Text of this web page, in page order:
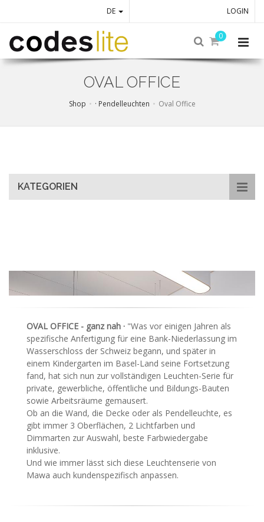
LOGIN
DE
0
OVAL OFFICE
Shop · Pendelleuchten Oval Office
KATEGORIEN
OVAL OFFICE - ganz nah · "Was vor einigen Jahren als
spezifische Anfertigung für eine Bank-Niederlassung im
Wasserschloss der Schweiz begann, und später in
einem Kindergarten im Basel-Land seine Fortsetzung
fand, hat sich nun zur vollständigen Leuchten-Serie für
private, gewerbliche, öffentliche und Bildungs-Bauten
sowie Arbeitsräume gemausert.
Ob an die Wand, die Decke oder als Pendelleuchte, es
gibt immer 3 Oberflächen, 2 Lichtfarben und
Dimmarten zur Auswahl, beste Farbwiedergabe
inklusive.
Und wie immer lässt sich diese Leuchtenserie von
Mawa auch kundenspezifisch anpassen.